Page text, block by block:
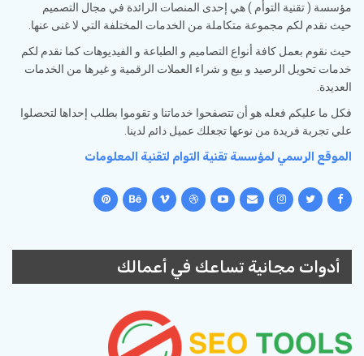
مؤسسة ( تقنية التوأم ) هي إحدى المنصات الرائدة في مجال التصميم
حيث نقدم لكم مجموعة متكاملة من الخدمات المختلفة التي لا غنى عنها.
حيث نقوم بعمل كافة أنواع التصاميم و الطباعة و الفيديوهات كما نقدم لكم
خدمات تحويل الرصيد و بيع و شراء العملات الرقمية و غيرها من الخدمات
العديدة.
فكل ما عليكم فعله هو أن تتصفحوا خدماتنا و تقوموا بطلب إحداها لتحصلوا
علي تجربة فريدة من نوعها تجعلك عميل دائم لدينا.
الموقع الرسمي لمؤسسة تقنية التوام لتقنية المعلومات
أدوات مجانية تساعك في أعمالك